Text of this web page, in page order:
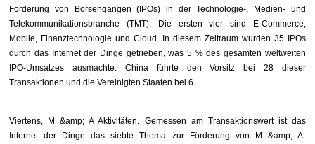
Förderung von Börsengängen (IPOs) in der Technologie-, Medien- und
Telekommunikationsbranche (TMT). Die ersten vier sind E-Commerce,
Mobile, Finanztechnologie und Cloud. In diesem Zeitraum wurden 35 IPOs
durch das Internet der Dinge getrieben, was 5 % des gesamten weltweiten
IPO-Umsatzes ausmachte. China führte den Vorsitz bei 28 dieser
Transaktionen und die Vereinigten Staaten bei 6.
Viertens, M &amp; A Aktivitäten. Gemessen am Transaktionswert ist das
Internet der Dinge das siebte Thema zur Förderung von M &amp; A-